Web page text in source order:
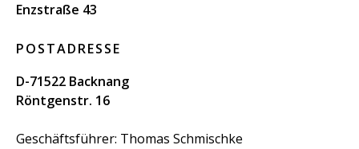
Enzstraße 43
POSTADRESSE
D-71522 Backnang
Röntgenstr. 16
Geschäftsführer: Thomas Schmischke